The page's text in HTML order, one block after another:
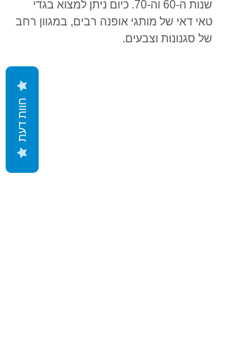
שנות ה-60 וה-70. כיום ניתן למצוא בגדי
טאי דאי של מותגי אופנה רבים, במגוון רחב
של סגנונות וצבעים.
חוות דעת